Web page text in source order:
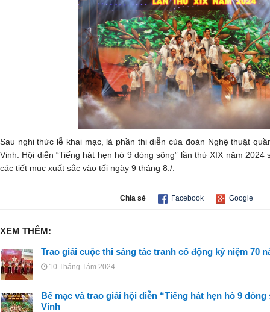
Sau nghi thức lễ khai mạc, là phần thi diễn của đoàn Nghệ thuật
Vinh. Hội diễn “Tiếng hát hẹn hò 9 dòng sông” lần thứ XIX năm
các tiết mục xuất sắc vào tối ngày 9 tháng 8./.
Chia sẻ Facebook Google +
XEM THÊM:
Trao giải cuộc thi sáng tác tranh cổ động kỷ niệm 70
10 Tháng Tám 2024
Bế mạc và trao giải hội diễn “Tiếng hát hẹn hò 9
Vinh